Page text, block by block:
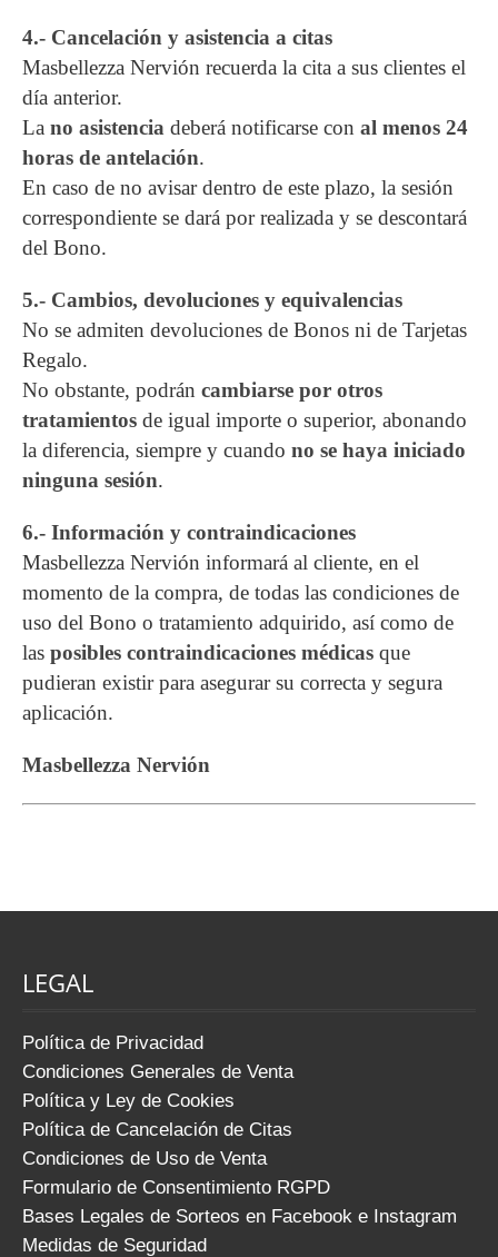
4.- Cancelación y asistencia a citas
Masbellezza Nervión recuerda la cita a sus clientes el
día anterior.
La no asistencia deberá notificarse con al menos 24
horas de antelación.
En caso de no avisar dentro de este plazo, la sesión
correspondiente se dará por realizada y se descontará
del Bono.
5.- Cambios, devoluciones y equivalencias
No se admiten devoluciones de Bonos ni de Tarjetas
Regalo.
No obstante, podrán cambiarse por otros
tratamientos de igual importe o superior, abonando
la diferencia, siempre y cuando no se haya iniciado
ninguna sesión.
6.- Información y contraindicaciones
Masbellezza Nervión informará al cliente, en el
momento de la compra, de todas las condiciones de
uso del Bono o tratamiento adquirido, así como de
las posibles contraindicaciones médicas que
pudieran existir para asegurar su correcta y segura
aplicación.
Masbellezza Nervión
LEGAL
Política de Privacidad
Condiciones Generales de Venta
Política y Ley de Cookies
Política de Cancelación de Citas
Condiciones de Uso de Venta
Formulario de Consentimiento RGPD
Bases Legales de Sorteos en Facebook e Instagram
Medidas de Seguridad